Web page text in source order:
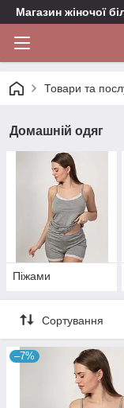
Магазин жіночої
Товари та
Домашній одяг
Піжами
Сортування
–7%